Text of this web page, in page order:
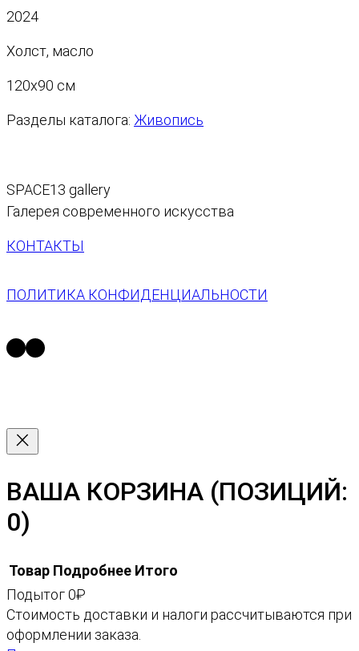
и
ч
с
в
о
в
р
в
т
2024
Холст, масло
120х90 см
Разделы каталога: Живопись
SPACE13 gallery
Галерея современного искусства
КОНТАКТЫ
ПОЛИТИКА КОНФИДЕНЦИАЛЬНОСТИ
https://t.me/space13_gallery
https://vk.com/space13gallery
ВАША КОРЗИНА (ПОЗИЦИЙ:
0)
ТОВАРЫ
Товар Подробнее Итого
Подытог0₽
Стоимость доставки и налоги рассчитываются при
оформлении заказа.